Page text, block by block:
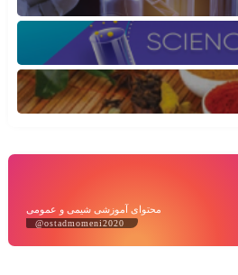
محتوای آموزشی شیمی و عمومی
@ostadmomeni2020